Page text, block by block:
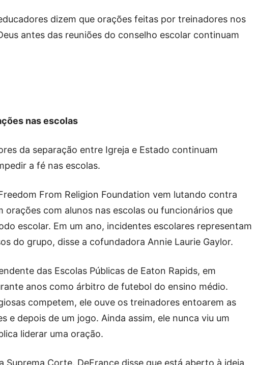
dizem que orações feitas por treinadores nos
antes das reuniões do conselho escolar continuam
nas escolas
da separação entre Igreja e Estado continuam
a fé nas escolas.
From Religion Foundation vem lutando contra
orações com alunos nas escolas ou funcionários que
escolar. Em um ano, incidentes escolares representam
do grupo, disse a cofundadora Annie Laurie Gaylor.
das Escolas Públicas de Eaton Rapids, em
anos como árbitro de futebol do ensino médio.
competem, ele ouve os treinadores entoarem as
e depois de um jogo. Ainda assim, ele nunca viu um
liderar uma oração.
Suprema Corte, DeFrance disse que está aberto à ideia